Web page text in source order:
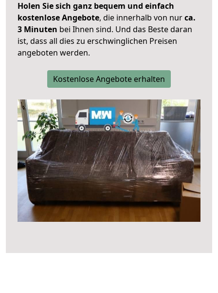
Holen Sie sich ganz bequem und einfach
kostenlose Angebote, die innerhalb von nurca.
3 Minuten bei Ihnen sind. Und das Beste daran
ist, dass all dies zu erschwinglichen Preisen
angeboten werden.
Kostenlose Angebote erhalten